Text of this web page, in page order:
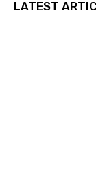
LATEST